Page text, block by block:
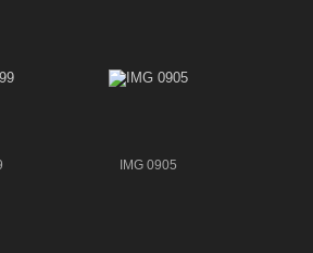
IMG 0905